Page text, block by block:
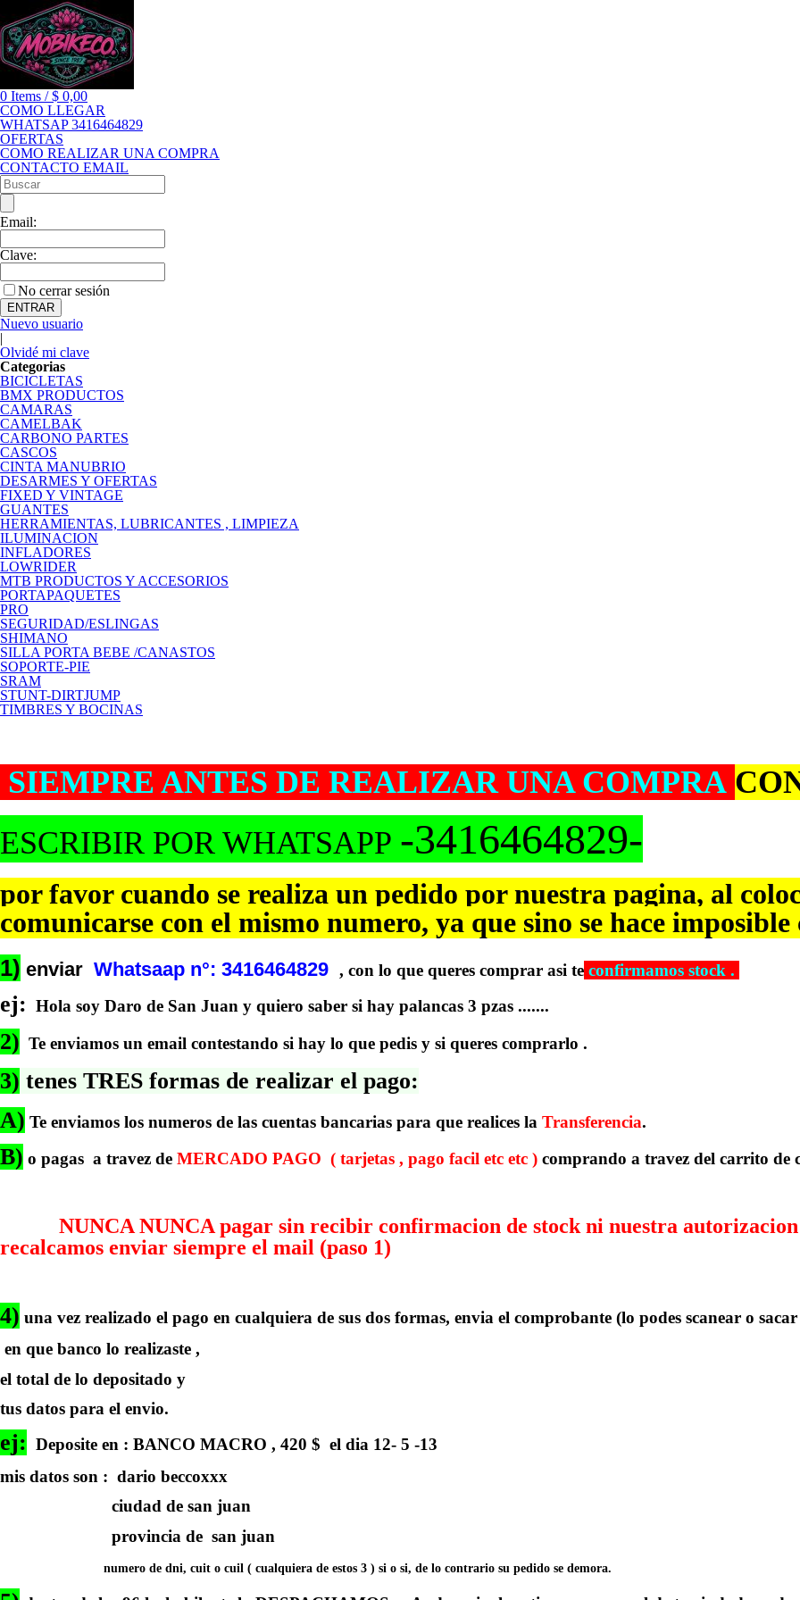
0 Items / $ 0,00
COMO LLEGAR
WHATSAP 3416464829
OFERTAS
COMO REALIZAR UNA COMPRA
CONTACTO EMAIL
Email:
Clave:
No cerrar sesión
Nuevo usuario
|
Olvidé mi clave
Categorias
BICICLETAS
BMX PRODUCTOS
CAMARAS
CAMELBAK
CARBONO PARTES
CASCOS
CINTA MANUBRIO
DESARMES Y OFERTAS
FIXED Y VINTAGE
GUANTES
HERRAMIENTAS, LUBRICANTES , LIMPIEZA
ILUMINACION
INFLADORES
LOWRIDER
MTB PRODUCTOS Y ACCESORIOS
PORTAPAQUETES
PRO
SEGURIDAD/ESLINGAS
SHIMANO
SILLA PORTA BEBE /CANASTOS
SOPORTE-PIE
SRAM
STUNT-DIRTJUMP
TIMBRES Y BOCINAS
SIEMPRE ANTES DE REALIZAR UNA COMPRA
ESCRIBIR POR WHATSAPP -3416464829-
por favor cuando se realiza un pedido por nuestra pagina, al
comunicarse con el mismo numero, ya que sino se hace
1) enviar Whatsaap n°: 3416464829 , con lo que queres comprar asi te confirmamos stock .
ej: Hola soy Daro de San Juan y quiero saber si hay palancas 3 pzas .......
2) Te enviamos un email contestando si hay lo que pedis y si queres comprarlo .
3) tenes TRES formas de realizar el pago:
A) Te enviamos los numeros de las cuentas bancarias para que realices la Transferencia.
B) o pagas a travez de MERCADO PAGO ( tarjetas , pago facil etc etc ) comprando a travez del carrito de
NUNCA NUNCA pagar sin recibir confirmacion de stock ni nuestra autorizacion
recalcamos enviar siempre el mail (paso 1)
4) una vez realizado el pago en cualquiera de sus dos formas, envia el comprobante (lo podes scanear o
en que banco lo realizaste ,
el total de lo depositado y
tus datos para el envio.
ej: Deposite en : BANCO MACRO , 420 $ el dia 12- 5 -13
mis datos son : dario beccoxxx
ciudad de san juan
provincia de san juan
numero de dni, cuit o cuil ( cualquiera de estos 3 ) si o si, de lo contrario su pedido se demora.